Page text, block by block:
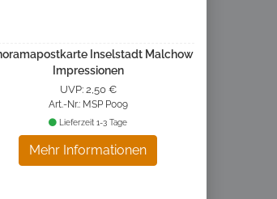
Inselstadt Malchow
Impressionen
UVP: 2,50 €
Art.-Nr.: MSP P009
Mehr Informationen
Lieferzeit 1-3 Tage